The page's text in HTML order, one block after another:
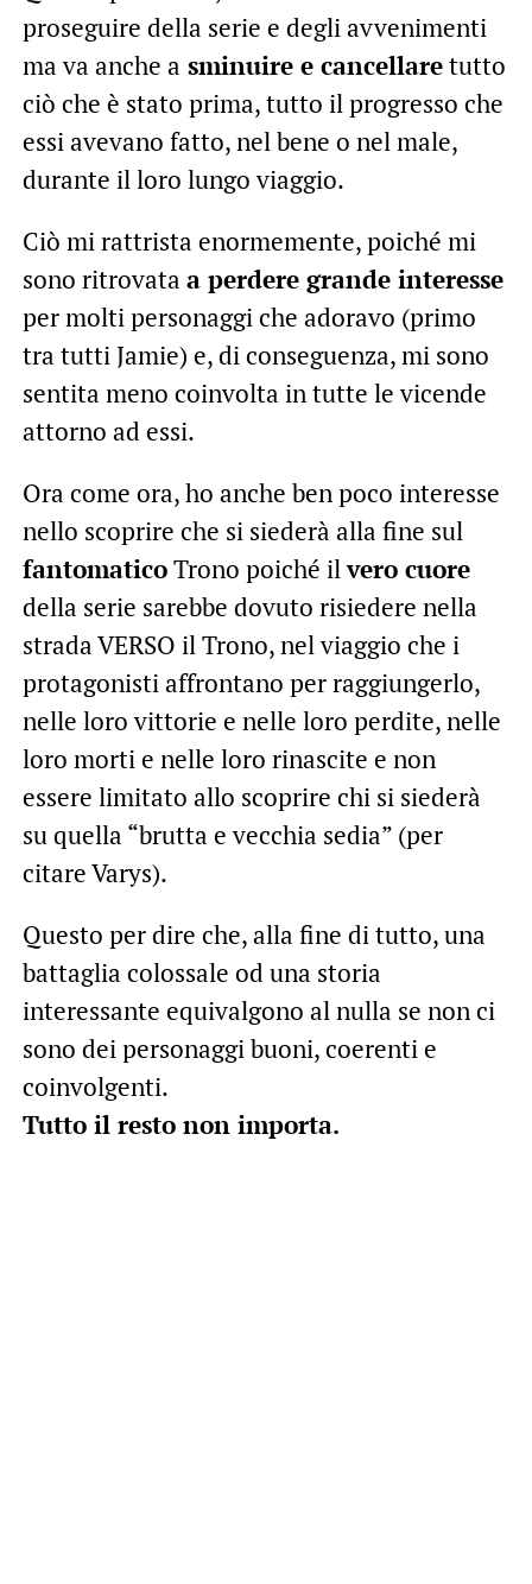
proseguire della serie e degli avvenimenti
ma va anche a sminuire e cancellaretutto
ciò che è stato prima, tutto il progresso che
essi avevano fatto, nel bene o nel male,
durante il loro lungo viaggio.
Ciò mi rattrista enormemente, poiché mi
sono ritrovata a perdere grande interesse
per molti personaggi che adoravo (primo
tra tutti Jamie) e, di conseguenza, mi sono
sentita meno coinvolta in tutte le vicende
attorno ad essi.
Ora come ora, ho anche ben poco interesse
nello scoprire che si siederà alla fine sul
fantomaticoTrono poiché ilvero cuore
della serie sarebbe dovuto risiedere nella
strada VERSO il Trono, nel viaggio che i
protagonisti affrontano per raggiungerlo,
nelle loro vittorie e nelle loro perdite, nelle
loro morti e nelle loro rinascite e non
essere limitato allo scoprire chi si siederà
su quella “brutta e vecchia sedia” (per
citare Varys).
Questo per dire che, alla fine di tutto, una
battaglia colossale od una storia
interessante equivalgono al nulla se non ci
sono dei personaggi buoni, coerenti e
coinvolgenti.
Tutto il resto non importa.